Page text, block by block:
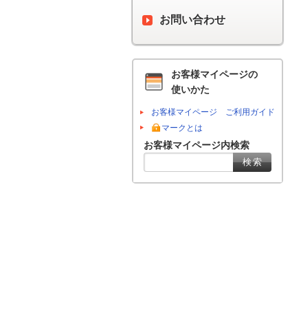
お問い合わせ
お客様マイページの
使いかた
お客様マイページ ご利用ガイド
マークとは
お客様マイページ内検索